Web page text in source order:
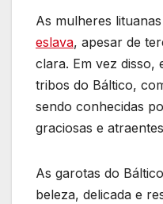
As mulheres
eslava, apesar de
clara. Em vez disso,
tribos do Báltico,
sendo conhecidas
graciosas e
As garotas do
beleza, delicada e